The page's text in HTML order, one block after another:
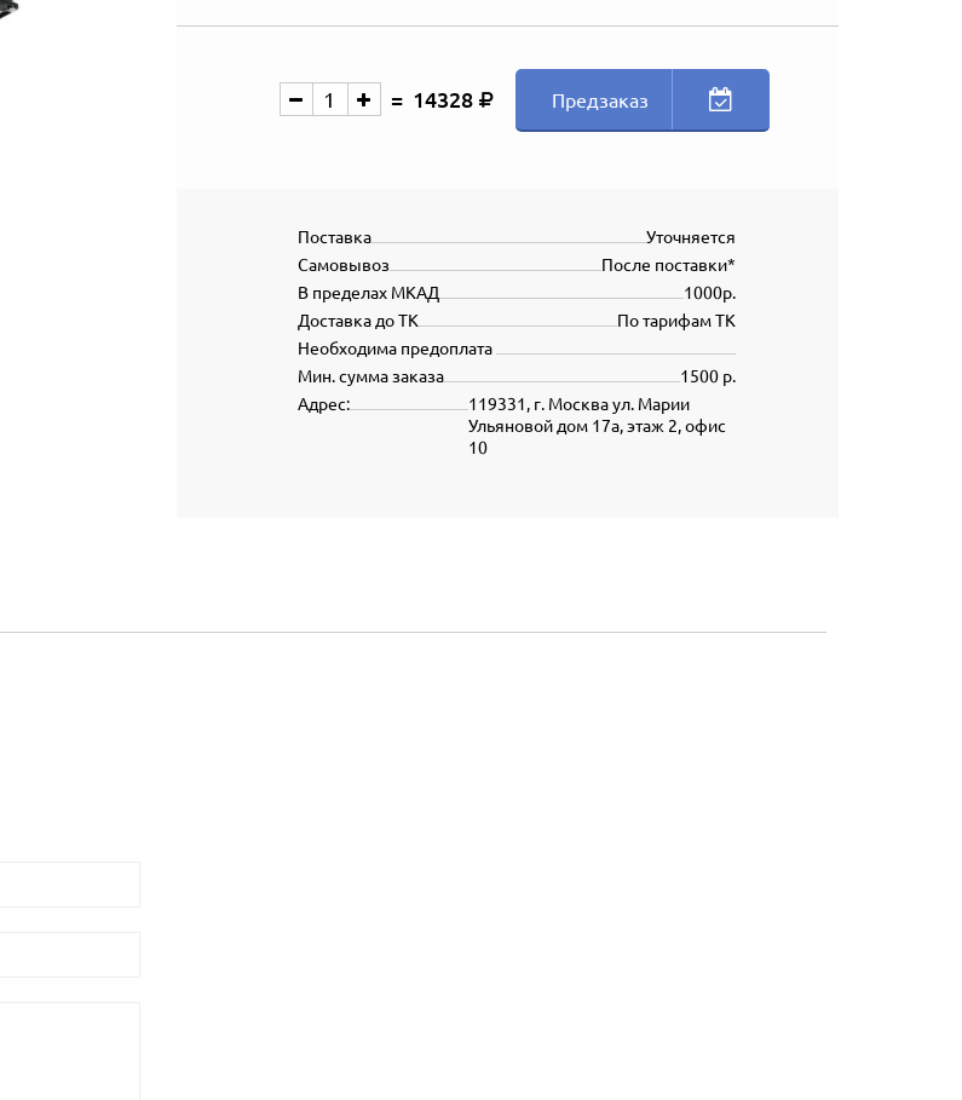
14328 Предзаказ
Уточняется
Поставка
После поставки*
Самовывоз
1000р.
В пределах МКАД
По тарифам ТК
Доставка до ТК
Необходима предоплата
1500 р.
Мин. сумма заказа
119331, г. Москва ул. Марии
Ульяновой дом 17а, этаж 2, офис
10
Адрес: